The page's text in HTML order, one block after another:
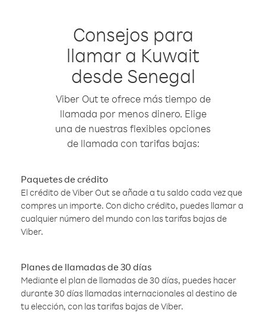
Consejos para
llamar a Kuwait
desde Senegal
Viber Out te ofrece más tiempo de
llamada por menos dinero. Elige
una de nuestras flexibles opciones
de llamada con tarifas bajas:
Paquetes de crédito
El crédito de Viber Out se añade a tu saldo cada vez que
compres un importe. Con dicho crédito, puedes llamar a
cualquier número del mundo con las tarifas bajas de
Viber.
Planes de llamadas de 30 días
Mediante el plan de llamadas de 30 días, puedes hacer
durante 30 días llamadas internacionales al destino de
tu elección, con las tarifas bajas de Viber.